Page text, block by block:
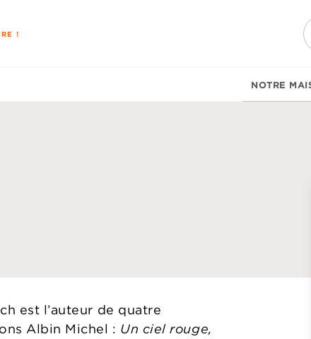
!
NOTRE
est l’auteur de quatre
Albin Michel : Un ciel rouge,